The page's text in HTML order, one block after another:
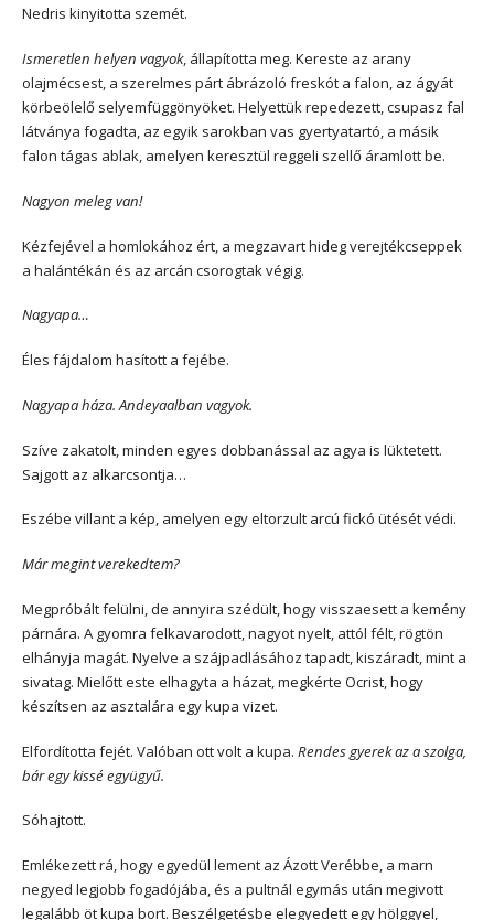
Nedris kinyitotta szemét.
Ismeretlen helyen vagyok, állapította meg. Kereste az arany
olajmécsest, a szerelmes párt ábrázoló freskót a falon, az ágyát
körbeölelő selyemfüggönyöket. Helyettük repedezett, csupasz fal
látványa fogadta, az egyik sarokban vas gyertyatartó, a másik
falon tágas ablak, amelyen keresztül reggeli szellő áramlott be.
Nagyon meleg van!
Kézfejével a homlokához ért, a megzavart hideg verejtékcseppek
a halántékán és az arcán csorogtak végig.
Nagyapa…
Éles fájdalom hasított a fejébe.
Nagyapa háza. Andeyaalban vagyok.
Szíve zakatolt, minden egyes dobbanással az agya is lüktetett.
Sajgott az alkarcsontja…
Eszébe villant a kép, amelyen egy eltorzult arcú fickó ütését védi.
Már megint verekedtem?
Megpróbált felülni, de annyira szédült, hogy visszaesett a kemény
párnára. A gyomra felkavarodott, nagyot nyelt, attól félt, rögtön
elhányja magát. Nyelve a szájpadlásához tapadt, kiszáradt, mint a
sivatag. Mielőtt este elhagyta a házat, megkérte Ocrist, hogy
készítsen az asztalára egy kupa vizet.
Elfordította fejét. Valóban ott volt a kupa. Rendes gyerek az a szolga,
bár egy kissé együgyű.
Sóhajtott.
Emlékezett rá, hogy egyedül lement az Ázott Verébbe, a marn
negyed legjobb fogadójába, és a pultnál egymás után megivott
legalább öt kupa bort. Beszélgetésbe elegyedett egy hölggyel,